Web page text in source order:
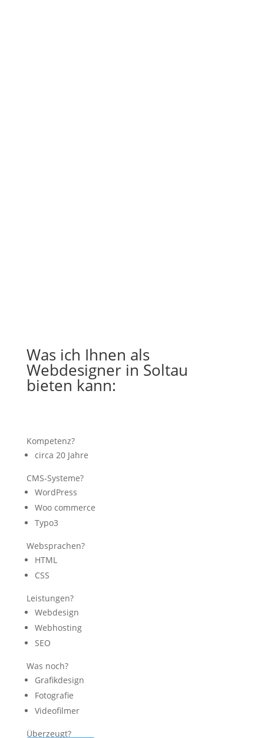
Was ich Ihnen als
Webdesigner in Soltau
bieten kann:
Kompetenz?
circa 20 Jahre
CMS-Systeme?
WordPress
Woo commerce
Typo3
Websprachen?
HTML
CSS
Leistungen?
Webdesign
Webhosting
SEO
Was noch?
Grafikdesign
Fotografie
Videofilmer
Überzeugt?